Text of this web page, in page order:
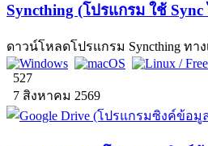
Syncthing (โปรแกรม ใช้
ดาวน์โหลดโปรแกรม Syncthing ท
527
7 สิงหาคม 2569